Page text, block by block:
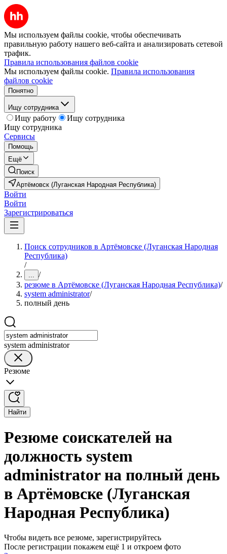
Мы используем файлы cookie, чтобы обеспечивать
правильную работу нашего веб-сайта и анализировать сетевой
трафик.
Правила использования файлов cookie
Мы используем файлы cookie. Правила использования
файлов cookie
Понятно
Ищу сотрудника
Ищу работу
Ищу сотрудника
Ищу сотрудника
Сервисы
Помощь
Ещё
Поиск
Артёмовск (Луганская Народная Республика)
Войти
Войти
Зарегистрироваться
Поиск сотрудников в Артёмовске (Луганская Народная
Республика)
/
... /
резюме в Артёмовске (Луганская Народная Республика)/
system administrator/
полный день
system administrator
Резюме
Найти
Резюме соискателей на
должность system
administrator на полный день
в Артёмовске (Луганская
Народная Республика)
Чтобы видеть все резюме, зарегистрируйтесь
После регистрации покажем ещё 1 и откроем фото